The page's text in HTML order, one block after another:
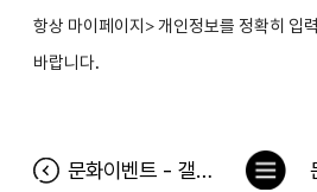
항상 마이페이지> 개인정보를 정확히 입
바랍니다.
문화이벤트 - 갤럭시 히어로즈: 라쳇 앤 클랭크 당첨자
목